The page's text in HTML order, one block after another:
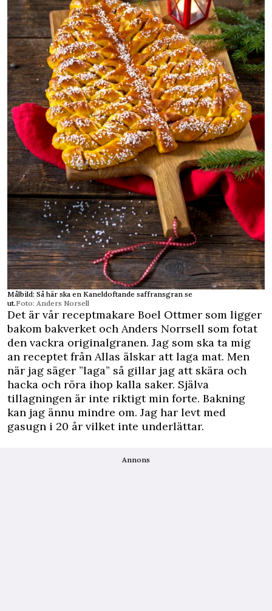
Målbild: Så här ska en Kaneldoftande saffransgran se
ut.Foto: Anders Norsell
Det är vår receptmakare Boel Ottmer som ligger
bakom bakverket och Anders Norrsell som fotat
den vackra originalgranen. Jag som ska ta mig
an receptet från Allas älskar att laga mat. Men
när jag säger ”laga” så gillar jag att skära och
hacka och röra ihop kalla saker. Själva
tillagningen är inte riktigt min forte. Bakning
kan jag ännu mindre om. Jag har levt med
gasugn i 20 år vilket inte underlättar.
Annons